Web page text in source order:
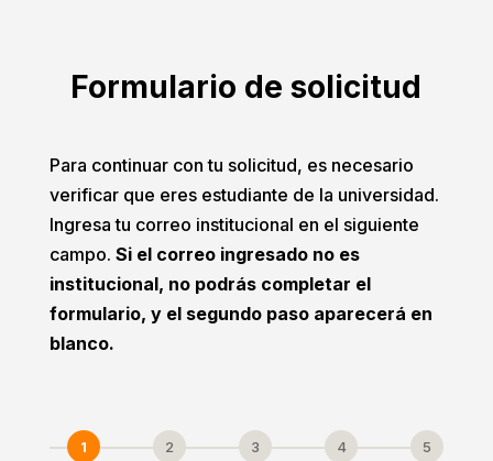
Formulario de solicitud
Para continuar con tu solicitud, es necesario
verificar que eres estudiante de la universidad.
Ingresa tu correo institucional en el siguiente
campo. Si el correo ingresado no es
institucional, no podrás completar el
formulario, y el segundo paso aparecerá en
blanco.
1 2 3 4 5